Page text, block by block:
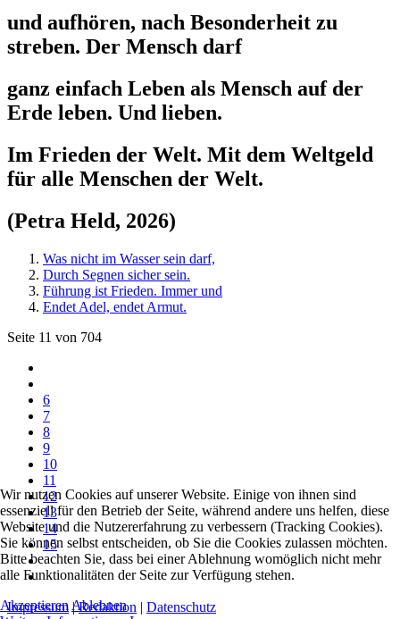
und aufhören, nach Besonderheit zu
streben. Der Mensch darf
ganz einfach Leben als Mensch auf der
Erde leben. Und lieben.
Im Frieden der Welt. Mit dem Weltgeld
für alle Menschen der Welt.
(Petra Held, 2026)
Was nicht im Wasser sein darf,
Durch Segnen sicher sein.
Führung ist Frieden. Immer und
Endet Adel, endet Armut.
Seite 11 von 704
6
7
8
9
10
11
12
13
14
15
Impressum|Redaktion | Datenschutz
Wir nutzen Cookies auf unserer Website. Einige von ihnen sind
essenziell für den Betrieb der Seite, während andere uns helfen, diese
Website und die Nutzererfahrung zu verbessern (Tracking Cookies).
Sie können selbst entscheiden, ob Sie die Cookies zulassen möchten.
Bitte beachten Sie, dass bei einer Ablehnung womöglich nicht mehr
alle Funktionalitäten der Seite zur Verfügung stehen.
Akzeptieren Ablehnen